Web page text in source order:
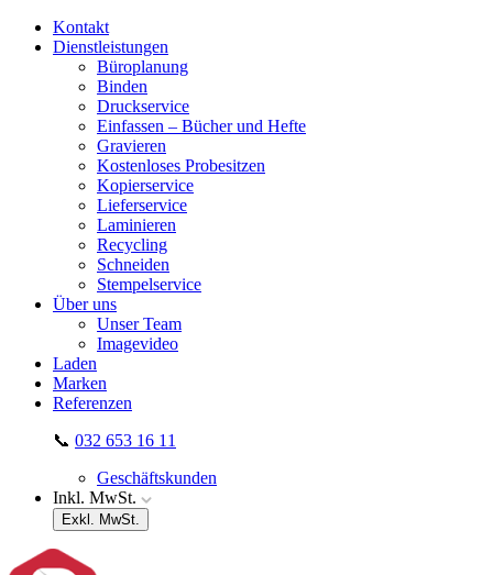
Kontakt
Dienstleistungen
Büroplanung
Binden
Druckservice
Einfassen – Bücher und Hefte
Gravieren
Kostenloses Probesitzen
Kopierservice
Lieferservice
Laminieren
Recycling
Schneiden
Stempelservice
Über uns
Unser Team
Imagevideo
Laden
Marken
Referenzen
📞 032 653 16 11
Geschäftskunden
Inkl. MwSt.
Exkl. MwSt.